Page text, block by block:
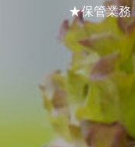
★保管業